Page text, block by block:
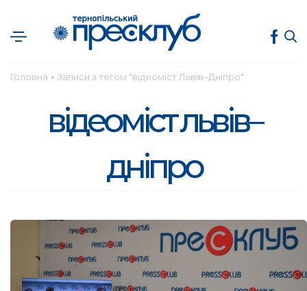
Головна ● Записи з тегом "відеоміст Львів–Дніпро"
відеоміст львів–
дніпро